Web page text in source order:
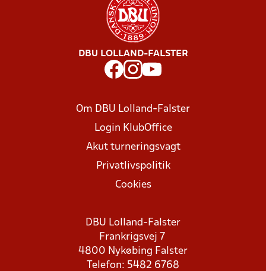
DBU LOLLAND-FALSTER
Om DBU Lolland-Falster
Login KlubOffice
Akut turneringsvagt
Privatlivspolitik
Cookies
DBU Lolland-Falster
Frankrigsvej 7
4800 Nykøbing Falster
Telefon: 5482 6768